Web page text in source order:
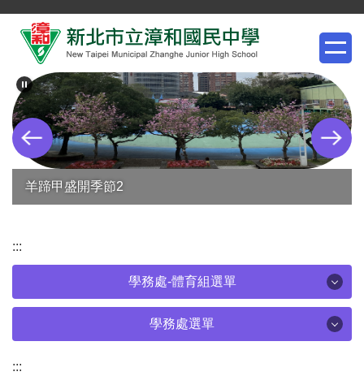
要
內
容
區
羊蹄甲盛開季節2
:::
學務處-體育組選單
學務處-體育組選單
學務處選單
:::